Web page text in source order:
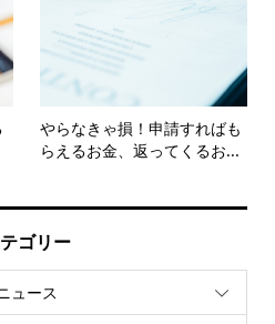
やらなきゃ損！申請すればも
らえるお金、返ってくるお...
ゴリー
ュース